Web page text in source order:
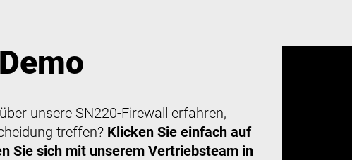
unsere SN220-Firewall erfahren,
treffen? Klicken Sie einfach auf
Sie sich mit unserem Vertriebsteam in